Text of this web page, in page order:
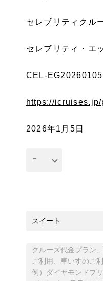
セレブリティクル
セレブリティ・エ
CEL-
https://
2026年1月5日